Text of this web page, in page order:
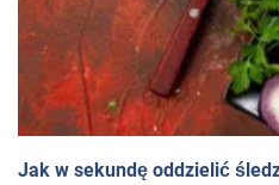
Jak w sekundę oddzielić